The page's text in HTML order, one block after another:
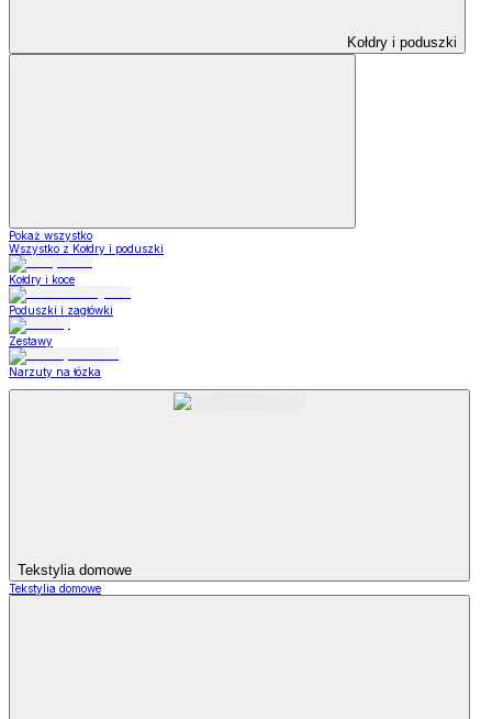
Kołdry i poduszki
Pokaż wszystko
Wszystko z Kołdry i poduszki
Kołdry i koce
Poduszki i zagłówki
Zestawy
Narzuty na łózka
Tekstylia domowe
Tekstylia domowe